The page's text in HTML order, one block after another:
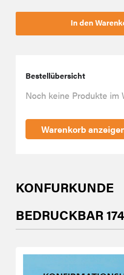
KONFURKUNDE
BEDRUCKBAR 174
In den
Bestellübersicht
Noch keine Produkte im
Warenkorb